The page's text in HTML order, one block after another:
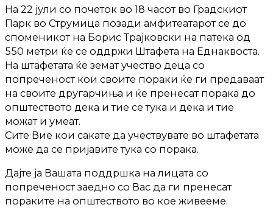
На 22 јули со почеток во 18 часот во Градскиот
Парк во Струмица позади амфитеатарот се до
споменикот на Борис Трајковски на патека од
550 метри ќе се оддржи Штафета на Еднаквоста.
На штафетата ќе земат учество деца со
попреченост кои своите пораки ќе ги предаваат
на своите другарчиња и ќе пренесат порака до
општеството дека и тие се тука и дека и тие
можат и умеат.
Сите Вие кои сакате да учествувате во штафетата
може да се пријавите тука со порака.
Дајте ја Вашата поддршка на лицата со
попреченост заедно со Вас да ги пренесат
пораките на општеството во кое живееме.